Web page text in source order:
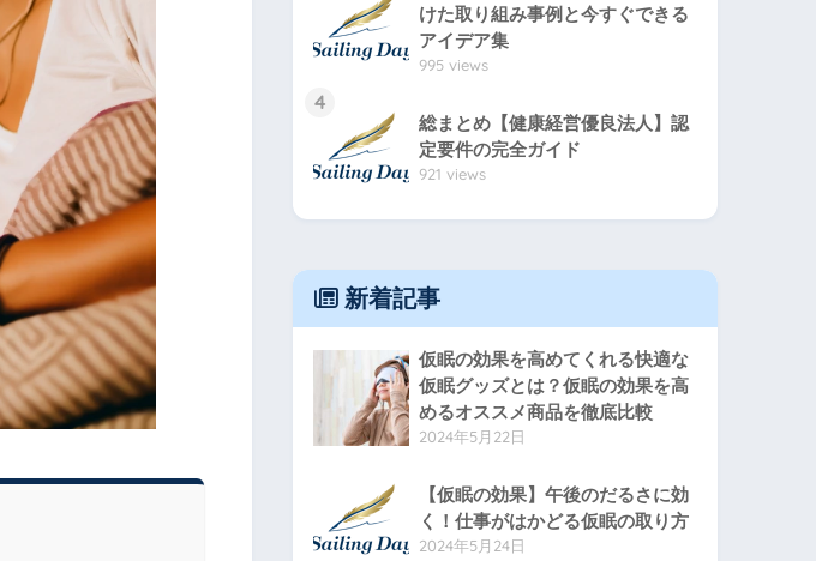
けた取り組み事例と今すぐできる
アイデア集
995 views
4
総まとめ【健康経営優良法人】認
定要件の完全ガイド
921 views
新着記事
仮眠の効果を高めてくれる快適な
仮眠グッズとは？仮眠の効果を高
めるオススメ商品を徹底比較
2024年5月22日
【仮眠の効果】午後のだるさに効
く！仕事がはかどる仮眠の取り方
2024年5月24日